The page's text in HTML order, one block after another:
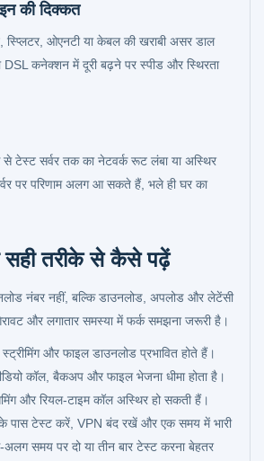
की दिक्कत
ओएनटी या केबल की खराबी असर डाल
DSL कनेक्शन में दूरी बढ़ने पर स्पीड और स्थिरता
टेस्ट सर्वर तक का नेटवर्क रूट लंबा या अस्थिर
पर परिणाम अलग आ सकते हैं, भले ही घर का
सही तरीके से कैसे पढ़ें
नंबर नहीं, बल्कि डाउनलोड, अपलोड और लेटेंसी
और लगातार समस्या में फर्क समझना जरूरी है।
और फाइल डाउनलोड प्रभावित होते हैं।
कॉल, बैकअप और फाइल भेजना धीमा होता है।
और रियल-टाइम कॉल अस्थिर हो सकती हैं।
के पास टेस्ट करें, VPN बंद रखें और एक समय में भारी
समय पर दो या तीन बार टेस्ट करना बेहतर